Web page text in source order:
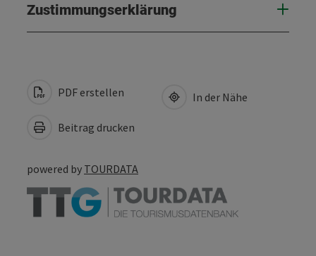
Zustimmungserklärung
PDF erstellen
Beitrag drucken
In der Nähe
powered by TOURDATA